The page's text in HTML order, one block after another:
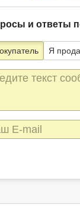
и ответы
Я